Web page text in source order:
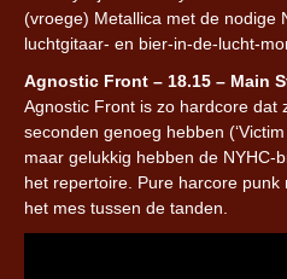
(vroege) Metallica met de nodige
luchtgitaar- en bier-in-de-lucht-
Agnostic Front – 18.15 – Main
Agnostic Front is zo hardcore dat
seconden genoeg hebben
maar gelukkig hebben de NYHC-
het repertoire. Pure harcore punk
het mes tussen de tanden.